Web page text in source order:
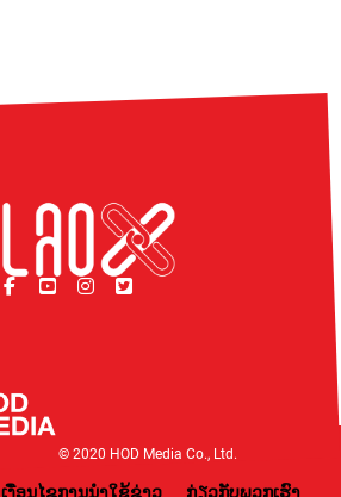
© 2020 HOD Media Co., Ltd.
ເງື່ອນໄຂການນຳໃຊ້ຂ່າວ ກ່ຽວກັບພວກເຮົາ